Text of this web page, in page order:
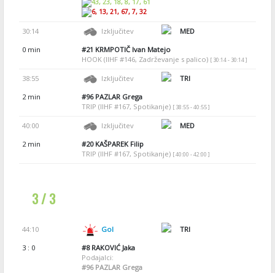
43, 23, 18, 8, 17, 61
6, 13, 21, 67, 7, 32
30:14 Izključitev
MED
0 min
#21 KRMPOTIČ Ivan Matejo
HOOK (IIHF #146, Zadrževanje s palico) [ 30:14 - 30:14 ]
38:55 Izključitev
TRI
2 min
#96PAZLAR Grega
TRIP (IIHF #167, Spotikanje) [ 38:55 - 40:55 ]
40:00 Izključitev
MED
2 min
#20KAŠPAREK Filip
TRIP (IIHF #167, Spotikanje) [ 40:00 - 42:00 ]
3 / 3
44:10 Gol
TRI
3 : 0
#8RAKOVIĆ Jaka
Podajalci:
#96PAZLAR Grega